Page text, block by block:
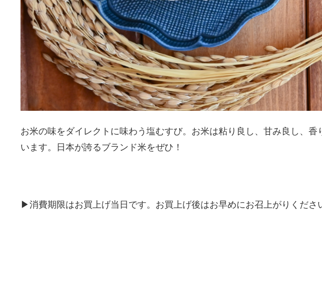
お米の味をダイレクトに味わう塩むすび。お米は粘り良し、甘み良し、
います。日本が誇るブランド米をぜひ！
▶消費期限はお買上げ当日です。お買上げ後はお早めにお召上がりくださ